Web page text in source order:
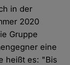
in der
2020
Gruppe
eine
heißt es: "Bis